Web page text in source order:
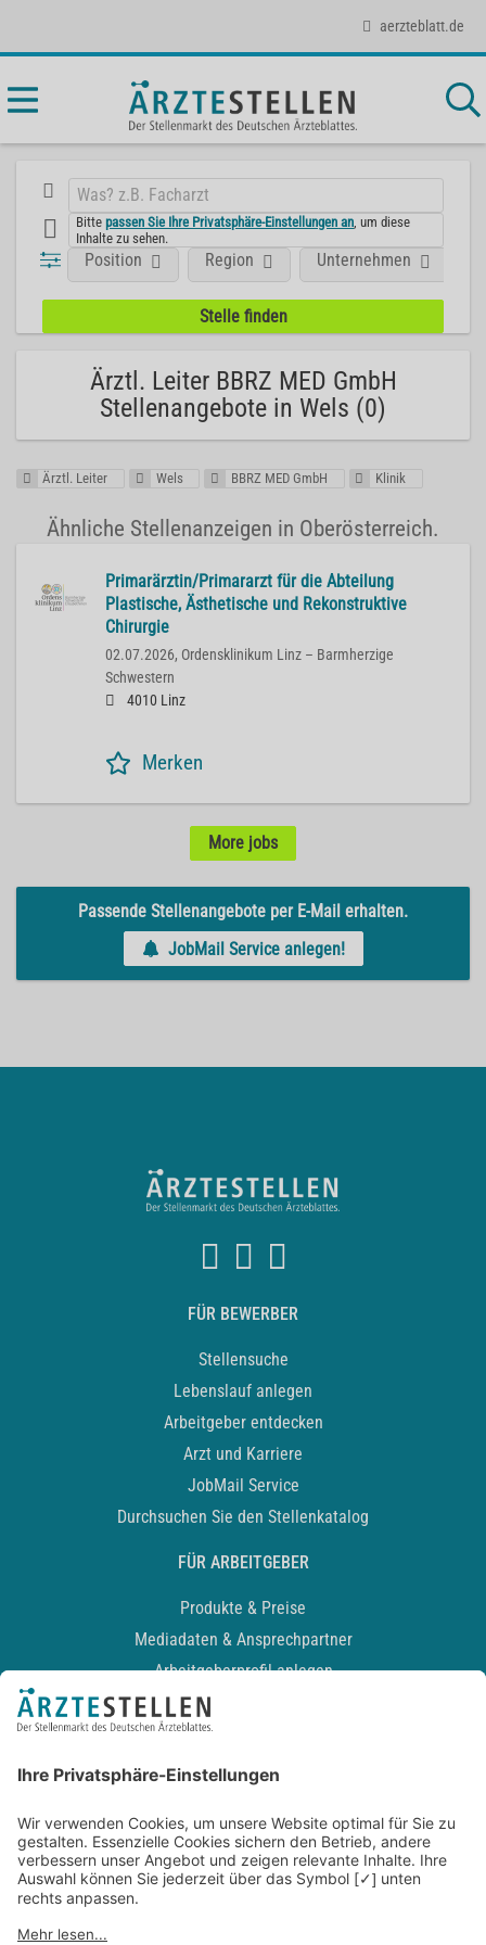
aerzteblatt.de
Bittepassen Sie Ihre Privatsphäre-Einstellungen an , um diese
Inhalte zu sehen.
Position Region Unternehmen
Ärztl. Leiter BBRZ MED GmbH
Stellenangebote in Wels (0)
Ärztl. Leiter Wels BBRZ MED GmbH Klinik
Ähnliche Stellenanzeigen in Oberösterreich.
Primarärztin/Primararzt für die Abteilung
Plastische, Ästhetische und Rekonstruktive
Chirurgie
02.07.2026, Ordensklinikum Linz – Barmherzige
Schwestern
4010 Linz
Merken
More jobs
Passende Stellenangebote per E-Mail erhalten.
JobMail Service anlegen!
FÜR BEWERBER
Stellensuche
Lebenslauf anlegen
Arbeitgeber entdecken
Arzt und Karriere
JobMail Service
Durchsuchen Sie den Stellenkatalog
FÜR ARBEITGEBER
Produkte & Preise
Mediadaten & Ansprechpartner
Arbeitgeberprofil anlegen
Recruiting-Podcast
Kontakt
Datenschutz
Newsletter